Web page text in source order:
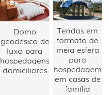
Domo
geodésico de
luxo para
hospedagens
domiciliares
Tendas em
formato de
meia esfera
para
hospedagem
em casas de
família